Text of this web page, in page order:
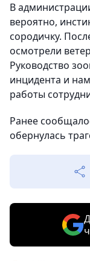
В
вероятно,
сородичку.
осмотрели
Руководство
инцидента и
работы
Ранее
обернулась